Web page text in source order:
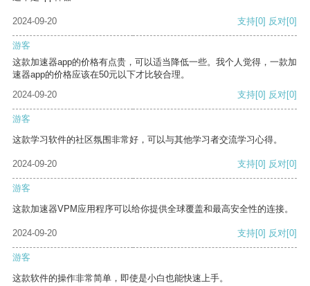
2024-09-20 支持[0] 反对[0]
游客
这款加速器app的价格有点贵，可以适当降低一些。我个人觉得，一款加
速器app的价格应该在50元以下才比较合理。
2024-09-20
支持[0] 反对[0]
游客
这款学习软件的社区氛围非常好，可以与其他学习者交流学习心得。
2024-09-20 支持[0] 反对[0]
游客
这款加速器VPM应用程序可以给你提供全球覆盖和最高安全性的连接。
2024-09-20 支持[0] 反对[0]
游客
这款软件的操作非常简单，即使是小白也能快速上手。